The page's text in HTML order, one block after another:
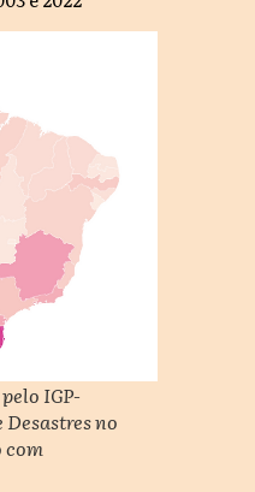
IGP-
no
com